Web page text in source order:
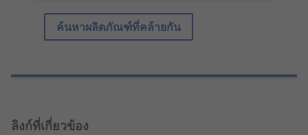
ค้นหาผลิตภัณฑ์ที่คล้ายกัน
ลิงก์ที่เกี่ยวข้อง